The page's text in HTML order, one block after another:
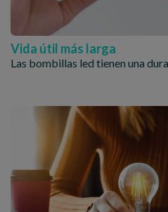
Vida útil más larga
Las bombillas led tienen una